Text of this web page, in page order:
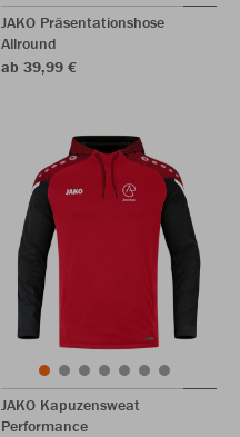
JAKO Präsentationshose
Allround
ab 39,99 €
JAKO Kapuzensweat
Performance